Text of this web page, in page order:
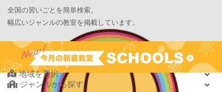
現教室そうぞう
2026.08.01 new! 8月末開催【東京三鷹】光る衣装づくり＆ゾンビダン
スでハロウィンを楽しもう👻
表現教室そうぞう
2026.08.01
new!
【鶴見の受験生必見】偏差値38から早稲田・慶應に
大逆転合格！あえて「捨てた」3つの常識
学習塾PLAN B. 鶴見校
2026.08.01 new! 心を育てる時間は今！1歳2歳
いのまた音楽教室
2026.07.29 new! 【第24回ファミリードーム杯小学生軟式野球大会】
全国の習いごとを簡単検索。
幅広いジャンルの教室を掲載しています。
Find Your School
地域を選択
ジャンルから探す